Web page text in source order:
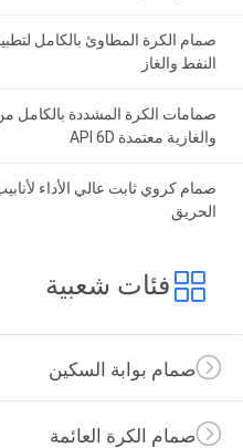
صمام الكرة المطاوئ بالكامل
النفط والغاز
صمامات الكرة المشددة بالكامل من
والغازية معتمدة API 6D
الحريق
فئات شعبية
صمام بوابة السكين
صمام الكرة العائمة